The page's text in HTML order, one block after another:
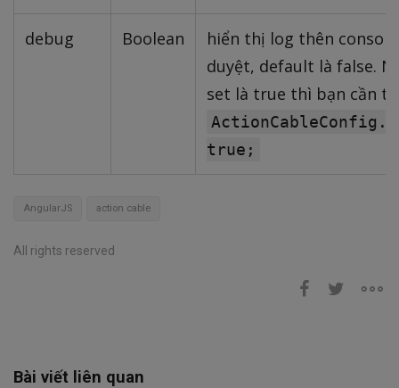
debug Boolean
hiển thị log thên
duyệt, default là false.
set là true thì bạn cần
true;
AngularJS action cable
All rights reserved
Bài viết liên quan